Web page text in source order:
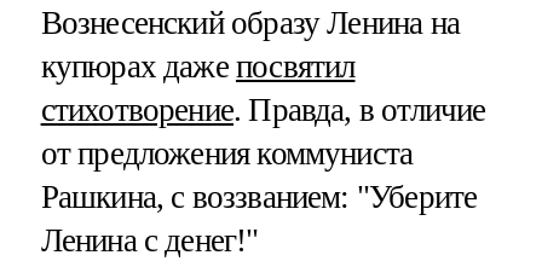
Вознесенский образу Ленина на
купюрах даже посвятил
стихотворение. Правда, в отличие
от предложения коммуниста
Рашкина, с воззванием: "Уберите
Ленина с денег!"